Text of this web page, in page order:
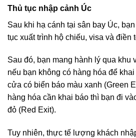
Thủ tục nhập cảnh Úc
Sau khi hạ cánh tại sân bay Úc,
tục xuất trình hộ chiếu, visa và điền
Sau đó, bạn mang hành lý qua khu
nếu bạn không có hàng hóa để
cửa có biển báo màu xanh (Green
hàng hóa cần khai báo thì bạn đi
đỏ (Red Exit).
Tuy nhiên, thực tế lượng khách